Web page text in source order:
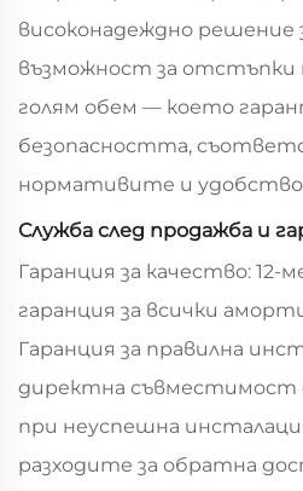
високонадеждно решение
възможност за отстъпки
голям обем — което
безопасността,
нормативите и
Служба след продажба и
Гаранция за качество: 12-
гаранция за всички
Гаранция за правилна
директна съвместимост
при неуспешна
разходите за обратна